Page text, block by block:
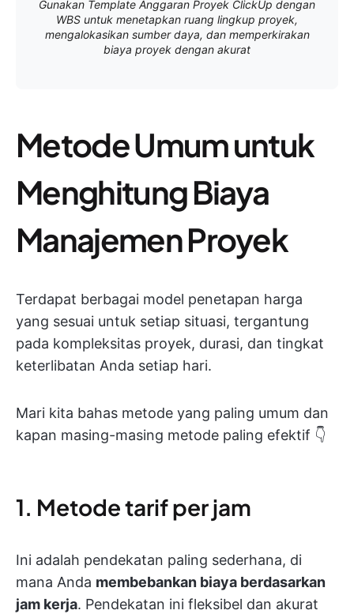
Gunakan Template Anggaran Proyek ClickUp dengan
WBS untuk menetapkan ruang lingkup proyek,
mengalokasikan sumber daya, dan memperkirakan
biaya proyek dengan akurat
Metode Umum untuk
Menghitung Biaya
Manajemen Proyek
Terdapat berbagai model penetapan harga
yang sesuai untuk setiap situasi, tergantung
pada kompleksitas proyek, durasi, dan tingkat
keterlibatan Anda setiap hari.
Mari kita bahas metode yang paling umum dan
kapan masing-masing metode paling efektif 👇
1. Metode tarif per jam
Ini adalah pendekatan paling sederhana, di
mana Anda membebankan biaya berdasarkan
jam kerja. Pendekatan ini fleksibel dan akurat